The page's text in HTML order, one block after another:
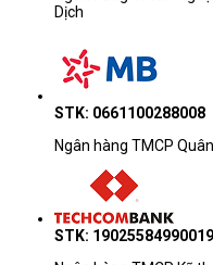
10,5 inch đến
khả năng sạc
iPad mini: iPad
màn hình từ 7,9
động. Nó cũng hỗ
lý các tác vụ hàng
iPad Pro: iPad
của Apple, được
Dịch
STK: 0661100288008
Ngân hàng TMCP
STK: 19025584990019